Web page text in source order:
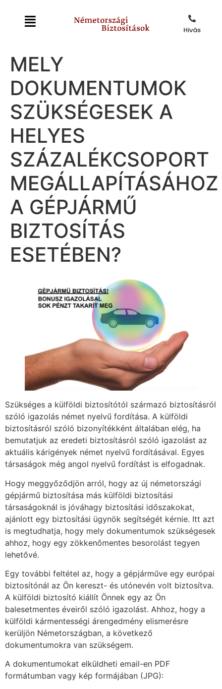
Hivás
MELY
DOKUMENTUMOK
SZÜKSÉGESEK A
HELYES
SZÁZALÉKCSOPORT
MEGÁLLAPÍTÁSÁHOZ
A GÉPJÁRMŰ
BIZTOSÍTÁS
ESETÉBEN?
Szükséges a külföldi biztosítótól származó biztosításról
szóló igazolás német nyelvű fordítása. A külföldi
biztosításról szóló bizonyítékként általában elég, ha
bemutatjuk az eredeti biztosításról szóló igazolást az
aktuális kárigények német nyelvű fordításával. Egyes
társaságok még angol nyelvű fordítást is elfogadnak.
Hogy meggyőződjön arról, hogy az új németországi
gépjármű biztosítása más külföldi biztosítási
társaságoknál is jóváhagy biztosítási időszakokat,
ajánlott egy biztosítási ügynök segítségét kérnie. Itt azt
is megtudhatja, hogy mely dokumentumok szükségesek
ahhoz, hogy egy zökkenőmentes besorolást tegyen
lehetővé.
Egy további feltétel az, hogy a gépjárműve egy európai
biztosítónál az Ön kereszt- és utónevén volt biztosítva.
A külföldi biztosító kiállít Önnek egy az Ön
balesetmentes éveiről szóló igazolást. Ahhoz, hogy a
külföldi kármentességi árengedmény elismerésre
kerüljön Németországban, a következő
dokumentumokra van szükségem.
A dokumentumokat elküldheti email-en PDF
formátumban vagy kép formájában (JPG):